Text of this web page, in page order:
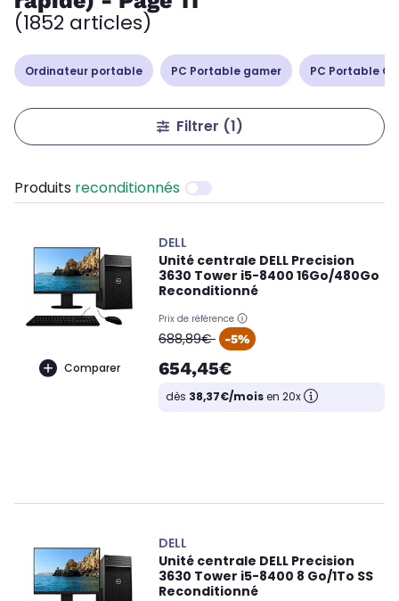
(1852 articles)
Ordinateur portable PC Portable gamer PC Portable
Filtrer (1)
Produits reconditionnés
Comparer
DELL
Unité centrale DELL Precision
3630 Tower i5-8400 16Go/480Go
Reconditionné
Prix de référence
oldPrice
688,89€ -5%
654,45€
dès 38,37€/moisen 20x
DELL
Unité centrale DELL Precision
3630 Tower i5-8400 8 Go/1To SS
Reconditionné